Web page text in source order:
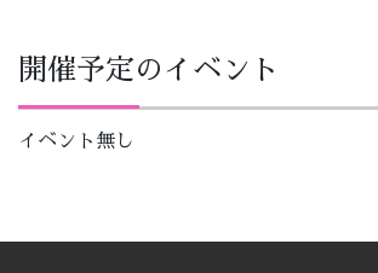
開催予定のイベント
イベント無し